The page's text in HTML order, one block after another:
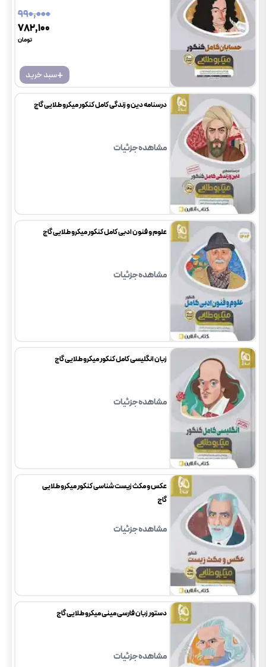
+سبد خرید
۹۹۰٬۰۰۰
۷۸۲٬۱۰۰
تومان
درسنامه دین و زندگی کامل کنکور میکرو طلایی گاج
مشاهده جزئیات
علوم و فنون ادبی کامل کنکور میکرو طلایی گاج
مشاهده جزئیات
زبان انگلیسی کامل کنکور میکرو طلایی گاج
مشاهده جزئیات
عکس و مکث زیست شناسی کنکور میکرو طلایی
گاج
مشاهده جزئیات
دستور زبان فارسی مینی میکرو طلایی گاج
مشاهده جزئیات